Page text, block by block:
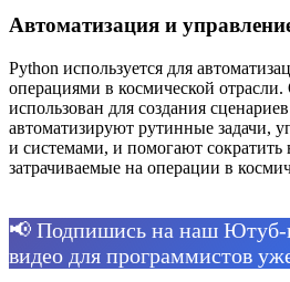
Автоматизация и
Python используется для
операциями в космической
использован для создания
автоматизируют рутинные задачи,
и системами, и помогают сократить
затрачиваемые на операции в
📢 Подпишись на наш Ютуб-
видео для программистов